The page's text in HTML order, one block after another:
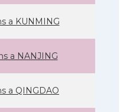
a KUNMING
a NANJING
a QINGDAO